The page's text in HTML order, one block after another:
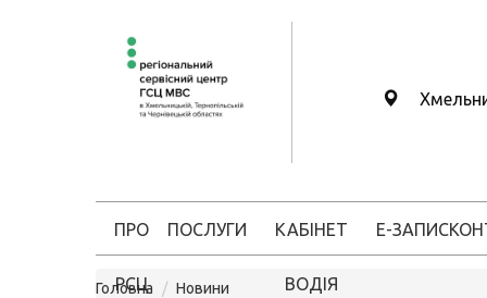
ПРО
РСЦ
ПОСЛУГИ КАБІНЕТ
ВОДІЯ
Е-ЗАПИС
Головна
Новини